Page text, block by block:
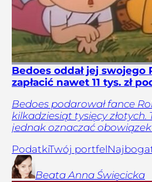
Bedoes oddał jej swojego
zapłacić nawet 11 tys. zł
Bedoes podarował fance
kilkadziesiąt tysięcy
jednak oznaczać
PodatkiTwój portfel
Beata Anna Święcicka